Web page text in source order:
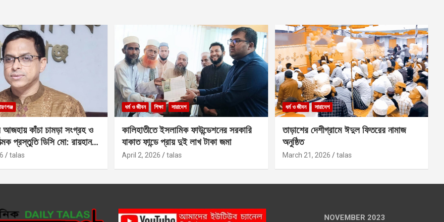
কাঁচা চামড়া সংগ্রহ ও
প্রস্তুতি ডিসি মো: রায়হান
talas
ধর্ম ও জীবন শিক্ষা সারাদেশ
কালিহাতীতে ইসলামিক ফাউন্ডেশনের সরকারি
যাকাত ফান্ডে প্রায় দুই লাখ টাকা জমা
April 2, 2026 talas
ধর্ম ও জীবন সারাদেশ
তাড়াশের দেশীগ্রামে ঈদুল ফিতরের নামাজ
অনুষ্ঠিত
March 21, 2026 talas
NOVEMBER 2023